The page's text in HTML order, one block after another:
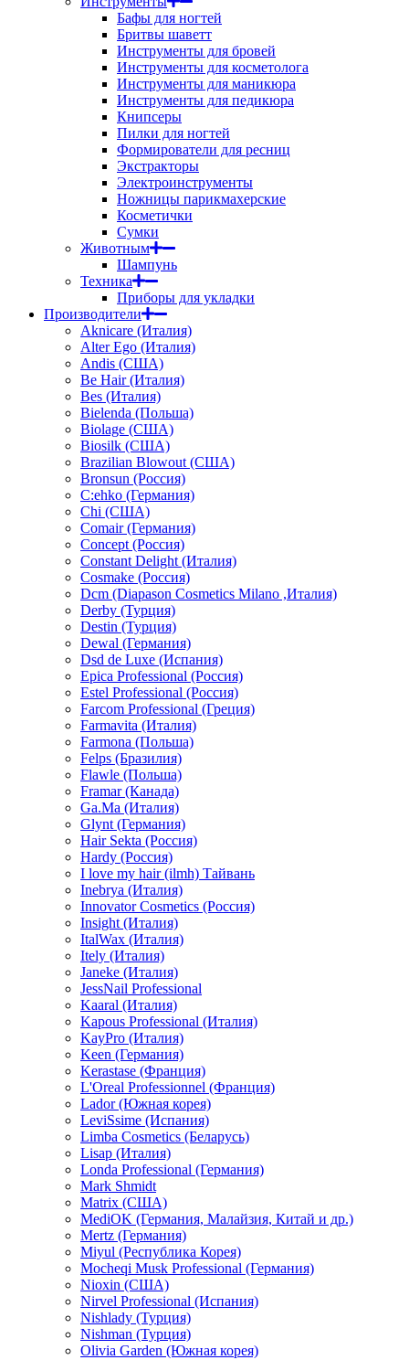
Бафы для ногтей
Бритвы шаветт
Инструменты для бровей
Инструменты для косметолога
Инструменты для маникюра
Инструменты для педикюра
Книпсеры
Пилки для ногтей
Формирователи для ресниц
Экстракторы
Электроинструменты
Ножницы парикмахерские
Косметички
Сумки
Животным
Шампунь
Техника
Приборы для укладки
Производители
Aknicare (Италия)
Alter Ego (Италия)
Andis (США)
Be Hair (Италия)
Bes (Италия)
Bielenda (Польша)
Biolage (США)
Biosilk (США)
Brazilian Blowout (США)
Bronsun (Россия)
C:ehko (Германия)
Chi (США)
Comair (Германия)
Concept (Россия)
Constant Delight (Италия)
Cosmake (Россия)
Dcm (Diapason Cosmetics Milano ,Италия)
Derby (Турция)
Destin (Турция)
Dewal (Германия)
Dsd de Luxe (Испания)
Epica Professional (Россия)
Estel Professional (Россия)
Farcom Professional (Греция)
Farmavita (Италия)
Farmona (Польша)
Felps (Бразилия)
Flawle (Польша)
Framar (Канада)
Ga.Ma (Италия)
Glynt (Германия)
Hair Sekta (Россия)
Hardy (Россия)
I love my hair (ilmh) Тайвань
Inebrya (Италия)
Innovator Cosmetics (Россия)
Insight (Италия)
ItalWax (Италия)
Itely (Италия)
Janeke (Италия)
JessNail Professional
Kaaral (Италия)
Kapous Professional (Италия)
KayPro (Италия)
Keen (Германия)
Kerastase (Франция)
L'Oreal Professionnel (Франция)
Lador (Южная корея)
LeviSsime (Испания)
Limba Cosmetics (Беларусь)
Lisap (Италия)
Londa Professional (Германия)
Mark Shmidt
Matrix (США)
MediOK (Германия, Малайзия, Китай и др.)
Mertz (Германия)
Miyul (Республика Корея)
Mocheqi Musk Professional (Германия)
Nioxin (США)
Nirvel Professional (Испания)
Nishlady (Турция)
Nishman (Турция)
Olivia Garden (Южная корея)